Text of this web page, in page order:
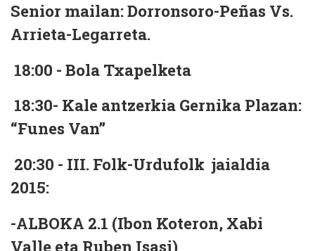
Senior mailan: Dorronsoro-Peñas Vs.
Arrieta-Legarreta.
18:00 - Bola Txapelketa
18:30- Kale antzerkia Gernika Plazan:
“Funes Van”
20:30 - III. Folk-Urdufolk jaialdia
2015:
-ALBOKA 2.1 (Ibon Koteron, Xabi
Valle eta Ruben Isasi)